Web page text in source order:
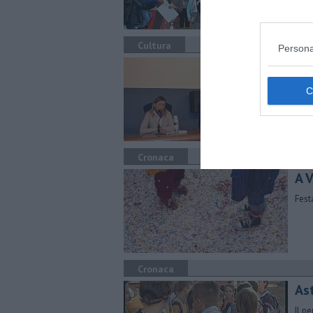
Cultura
Il
Il
Cronaca
A
Cronaca
Il